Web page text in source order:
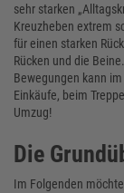
sehr starken
Kreuzheben extrem
für einen starken
Rücken und die
Bewegungen kann
Einkäufe, beim
Umzug!
Die
Im Folgenden